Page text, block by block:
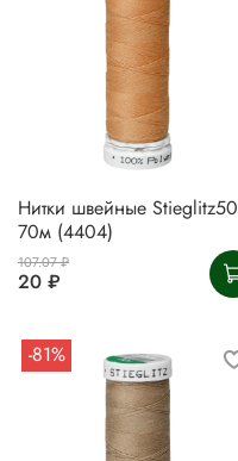
Нитки швейные Stieglitz50
70м (4404)
107.07 ₽
20 ₽
-81%